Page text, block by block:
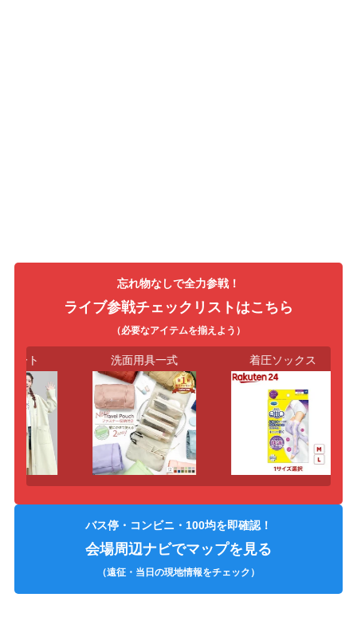
忘れ物なしで全力参戦！
ライブ参戦チェックリストはこちら
（必要なアイテムを揃えよう）
ート 洗面用具一式 着圧ソックス
バス停・コンビニ・100均を即確認！
会場周辺ナビでマップを見る
（遠征・当日の現地情報をチェック）